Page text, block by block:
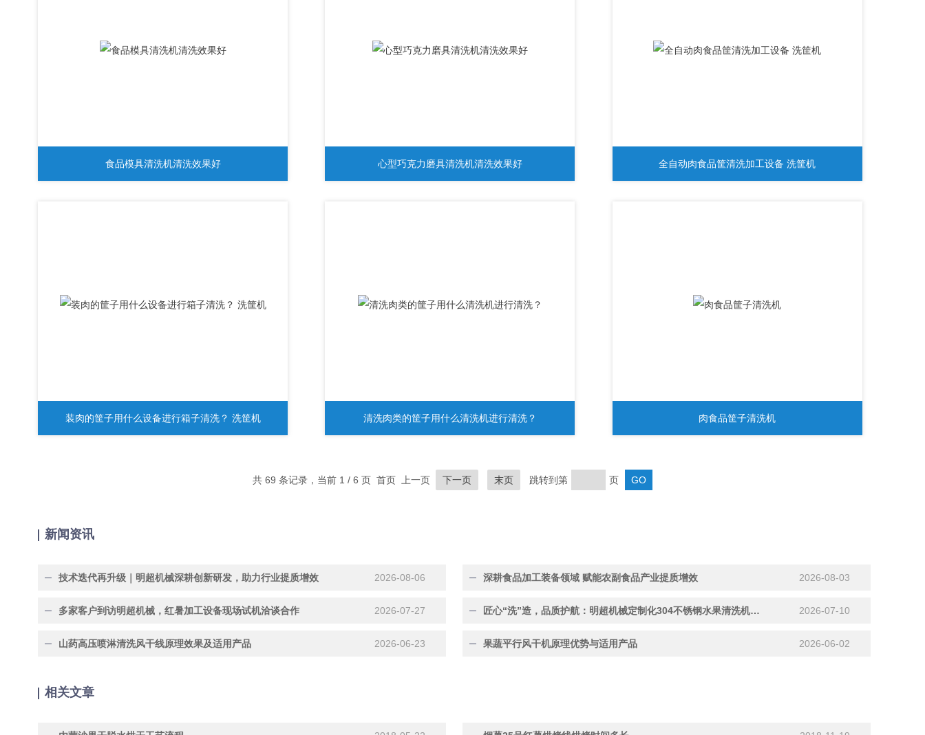
食品模具清洗机清洗效果好 心型巧克力磨具清洗机清洗效果好 全自动肉食品筐清洗加工设备 洗筐机
装肉的筐子用什么设备进行箱子清洗？ 洗筐机 清洗肉类的筐子用什么清洗机进行清洗？ 肉食品筐子清洗机
共 69 条记录，当前 1 / 6 页 首页 上一页 下一页 末页 跳转到第 页
新闻资讯
技术迭代再升级｜明超机械深耕创新研发，助力行业提质增效 2026-08-06 深耕食品加工装备领域 赋能农副食品产业提质增效 2026-08-03
多家客户到访明超机械，红暑加工设备现场试机洽谈合作 2026-07-27 匠心“洗”造，品质护航：明超机械定制化304不锈钢水果清洗机正在加紧赶制中 2026-07-10
山药高压喷淋清洗风干线原理效果及适用产品 2026-06-23 果蔬平行风干机原理优势与适用产品 2026-06-02
相关文章